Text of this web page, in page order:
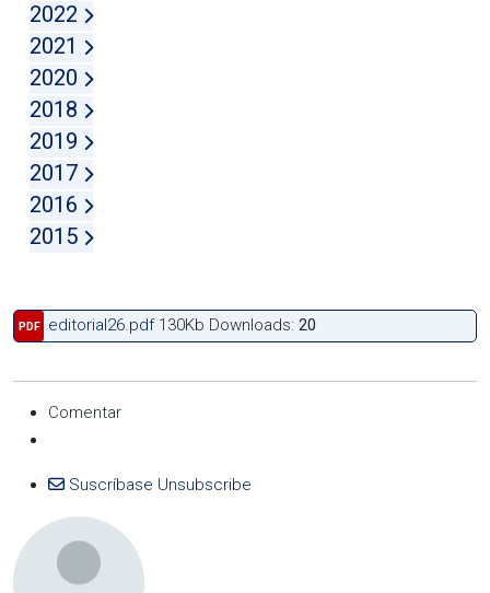
2022
2021
2020
2018
2019
2017
2016
2015
PDF editorial26.pdf 130Kb Downloads:20
Comentar
Suscríbase Unsubscribe